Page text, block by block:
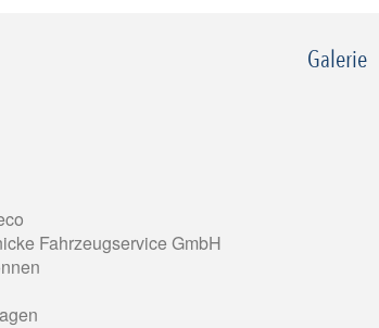
Fahrzeugservice GmbH
Galerie